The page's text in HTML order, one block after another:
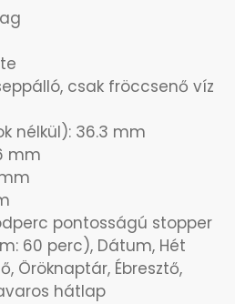
csak fröccsenő víz
nélkül): 36.3 mm
mm
pontosságú stopper
60 perc), Dátum, Hét
Öröknaptár, Ébresztő,
hátlap
111